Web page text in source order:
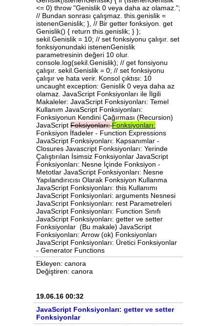
<= 0) throw "Genislik 0 veya daha az olamaz.";
// Bundan sonrası çalışmaz. this.genislik =
istenenGenislik; }, // Bir getter fonksiyon. get
Genislik() { return this.genislik; } };
sekil.Genislik = 10; // set fonksiyonu çalışır. set
fonksiyonundaki istenenGenislik
parametresinin değeri 10 olur.
console.log(sekil.Genislik); // get fonsiyonu
çalışır. sekil.Genislik = 0; // set fonksiyonu
çalışır ve hata verir. Konsol çıktısı: 10
uncaught exception: Genislik 0 veya daha az
olamaz. JavaScript Fonksiyonları ile İlgili
Makaleler: JavaScript Fonksiyonları: Temel
Kullanım JavaScript Fonksiyonları:
Fonksiyonun Kendini Çağırması (Recursion)
JavaScript Foksiyonları:Fonksiyonları:
Fonksiyon İfadeler - Function Expressions
JavaScript Fonksiyonları: Kapsanımlar -
Closures Javascript Fonksiyonları: Yerinde
Çalıştırılan İsimsiz Fonksiyonlar JavaScript
Fonksiyonları: Nesne İçinde Fonksiyon -
Metotlar JavaScript Fonksiyonları: Nesne
Yapılandırıcısı Olarak Fonksiyon Kullanma
JavaScript Fonksiyonları: this Kullanımı
JavaScript Fonksiyonlari: arguments Nesnesi
JavaScript Fonksiyonları: rest Parametreleri
JavaScript Fonksiyonları: Function Sınıfı
JavaScript Fonksiyonları: getter ve setter
Fonksiyonlar (Bu makale) JavaScript
Fonksiyonları: Arrow (ok) Fonksiyonları
JavaScript Fonksiyonları: Üretici Fonksiyonlar
- Generator Functions
Ekleyen: canora
Değiştiren: canora
19.06.16 00:32
JavaScript Fonksiyonları: getter ve setter
Fonksiyonlar